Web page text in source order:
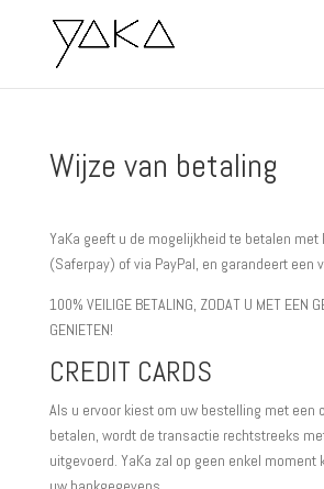
Wijze van betaling
YaKa geeft u de mogelijkheid te betalen met
(Saferpay) of via PayPal, en garandeert een
100% VEILIGE BETALING, ZODAT U MET EEN
GENIETEN!
CREDIT CARDS
Als u ervoor kiest om uw bestelling met een
betalen, wordt de transactie rechtstreeks
uitgevoerd. YaKa zal op geen enkel moment